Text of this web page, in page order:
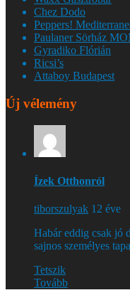
Chez Dodo
Peppers!
Paulaner Sörház
Gyradiko Flórián
Ricsi’s
Attaboy Budapest
Új vélemény
Ízek Otthonról
tiborszulyak 12 éve
Habár eddig csak jó
sajnos személyes
Tetszik
Tovább